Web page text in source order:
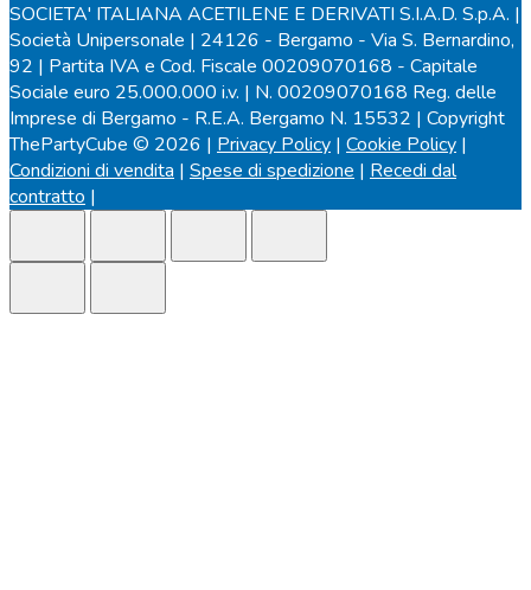
SOCIETA' ITALIANA ACETILENE E DERIVATI S.I.A.D. S.p.A. |
Società Unipersonale | 24126 - Bergamo - Via S. Bernardino,
92 | Partita IVA e Cod. Fiscale 00209070168 - Capitale
Sociale euro 25.000.000 i.v. | N. 00209070168 Reg. delle
Imprese di Bergamo - R.E.A. Bergamo N. 15532 | Copyright
ThePartyCube © 2026 | Privacy Policy | Cookie Policy |
Condizioni di vendita | Spese di spedizione | Recedi dal
contratto |